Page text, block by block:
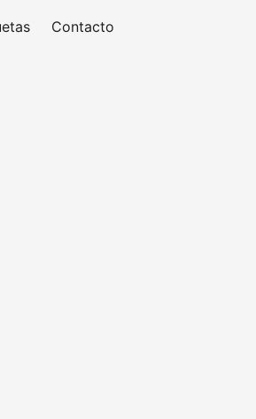
Contacto